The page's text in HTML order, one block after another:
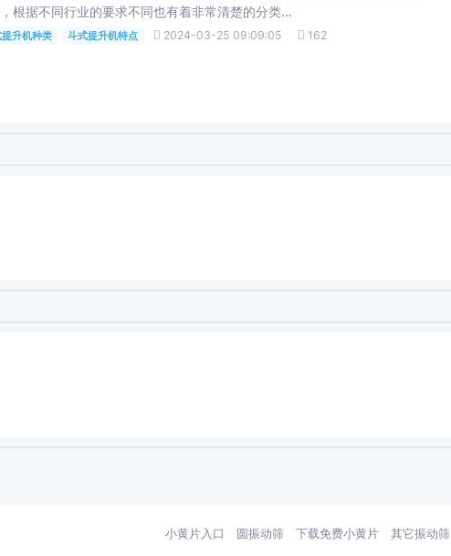
，根据不同行业的要求不同也有着非常清楚的分类...
升机种类 斗式提升机特点 2024-03-25 09:09:05 162
小黄片入口 圆振动筛 下载免费小黄片 其它振动筛